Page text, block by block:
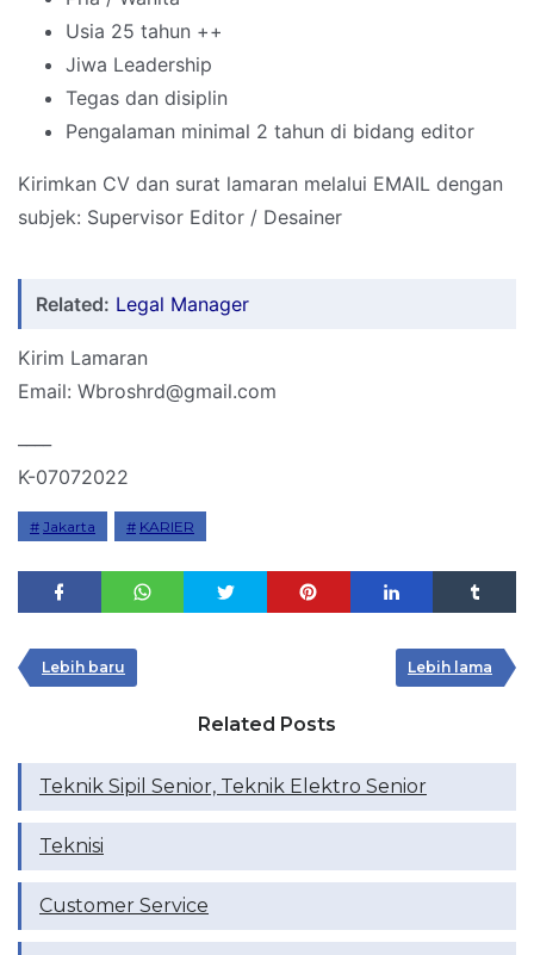
Usia 25 tahun ++
Jiwa Leadership
Tegas dan disiplin
Pengalaman minimal 2 tahun di bidang editor
Kirimkan CV dan surat lamaran melalui EMAIL dengan
subjek: Supervisor Editor / Desainer
Related: Legal Manager
Kirim Lamaran
Email: Wbroshrd@gmail.com
K-07072022
Jakarta KARIER
Lebih baru Lebih lama
Related Posts
Teknik Sipil Senior, Teknik Elektro Senior
Teknisi
Customer Service